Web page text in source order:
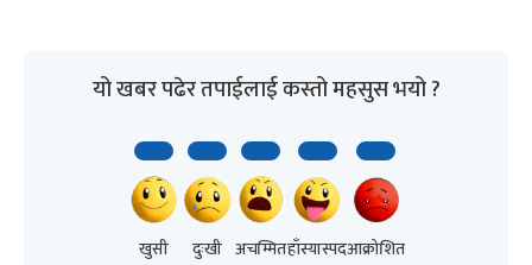
यो खबर पढेर तपाईलाई कस्तो महसुस भयो ?
खुसी दुःखी अचम्मितहाँस्यास्पदआक्रोशित